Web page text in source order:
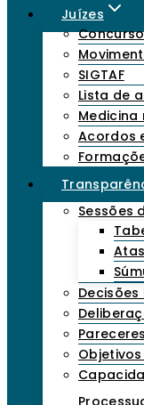
Juízes
SIGTAF
Lista de
Medicina
Acordos
Sessões
Decisões